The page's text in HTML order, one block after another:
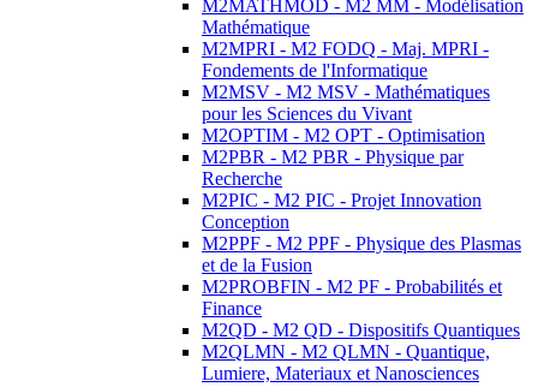
M2MATHMOD - M2 MM - Modélisation
Mathématique
M2MPRI - M2 FODQ - Maj. MPRI -
Fondements de l'Informatique
M2MSV - M2 MSV - Mathématiques
pour les Sciences du Vivant
M2OPTIM - M2 OPT - Optimisation
M2PBR - M2 PBR - Physique par
Recherche
M2PIC - M2 PIC - Projet Innovation
Conception
M2PPF - M2 PPF - Physique des Plasmas
et de la Fusion
M2PROBFIN - M2 PF - Probabilités et
Finance
M2QD - M2 QD - Dispositifs Quantiques
M2QLMN - M2 QLMN - Quantique,
Lumiere, Materiaux et Nanosciences